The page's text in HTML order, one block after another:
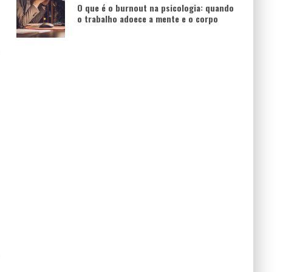
O que é o burnout na psicologia: quando
o trabalho adoece a mente e o corpo